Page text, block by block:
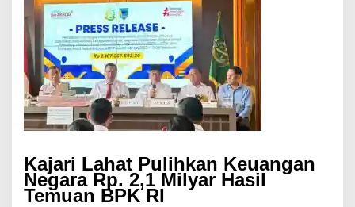
Kajari Lahat Pulihkan Keuangan
Negara Rp. 2,1 Milyar Hasil
Temuan BPK RI